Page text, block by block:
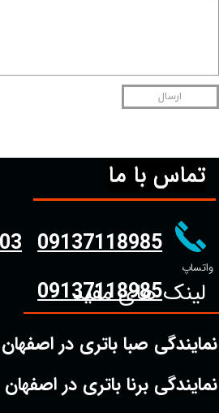
ارسال
تماس با ما
09137118985
09137118985
لینک های مفید
نمایندگی صبا باتری در اصفهان